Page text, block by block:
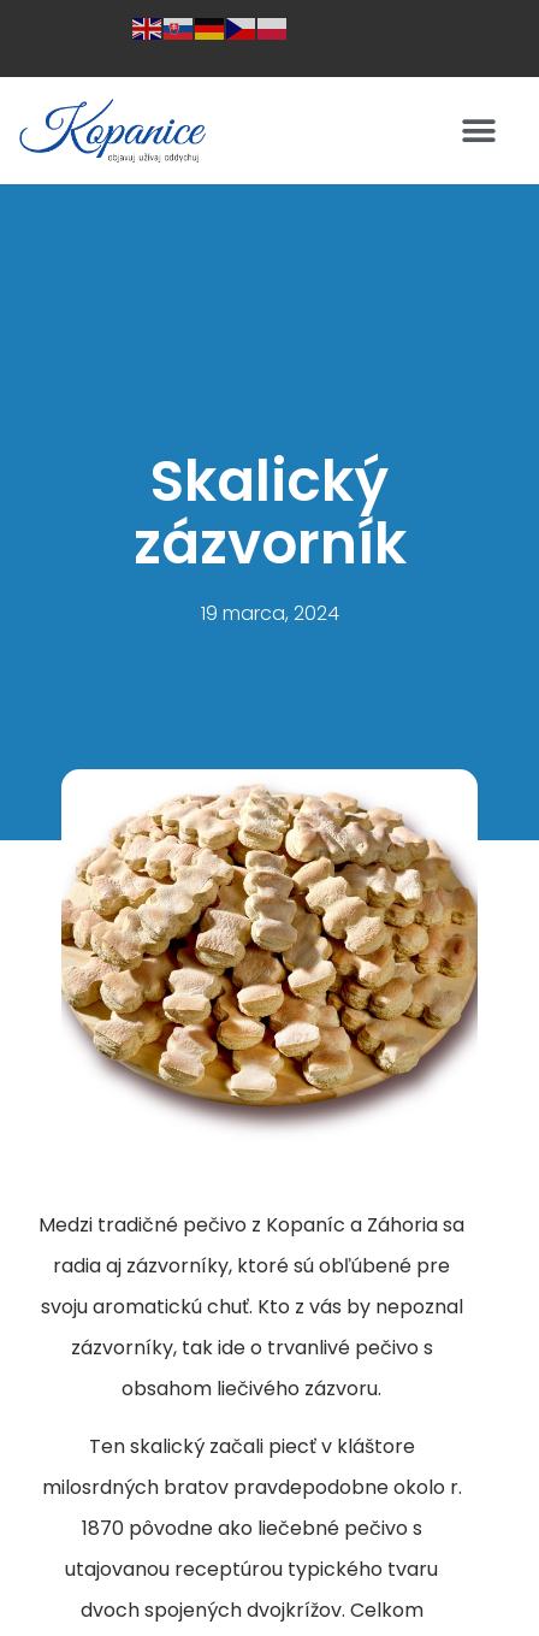
Skalický
zázvorník
19 marca, 2024
Medzi tradičné pečivo z Kopaníc a Záhoria sa
radia aj zázvorníky, ktoré sú obľúbené pre
svoju aromatickú chuť. Kto z vás by nepoznal
zázvorníky, tak ide o trvanlivé pečivo s
obsahom liečivého zázvoru.
Ten skalický začali piecť v kláštore
milosrdných bratov pravdepodobne okolo r.
1870 pôvodne ako liečebné pečivo s
utajovanou receptúrou typického tvaru
dvoch spojených dvojkrížov. Celkom